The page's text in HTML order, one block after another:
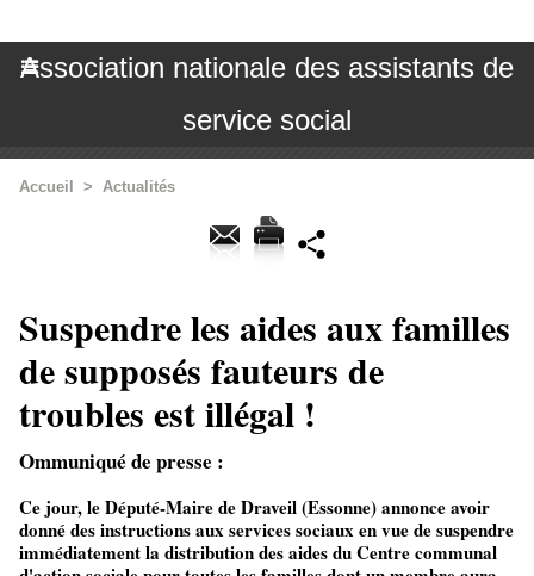
Association nationale des assistants de
service social
Accueil > Actualités
Suspendre les aides aux familles
de supposés fauteurs de
troubles est illégal !
Ommuniqué de presse :
Ce jour, le Député-Maire de Draveil (Essonne) annonce avoir
donné des instructions aux services sociaux en vue de suspendre
immédiatement la distribution des aides du Centre communal